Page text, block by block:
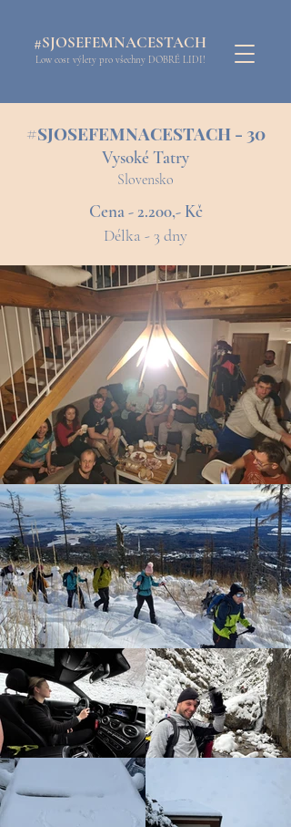
#SJOSEFEMNACESTACH
Low cost výlety pro všechny DOBRÉ LIDI!
#SJOSEFEMNACESTACH - 30
Vysoké Tatry
Slovensko
Cena - 2.200,- Kč
Délka - 3 dny